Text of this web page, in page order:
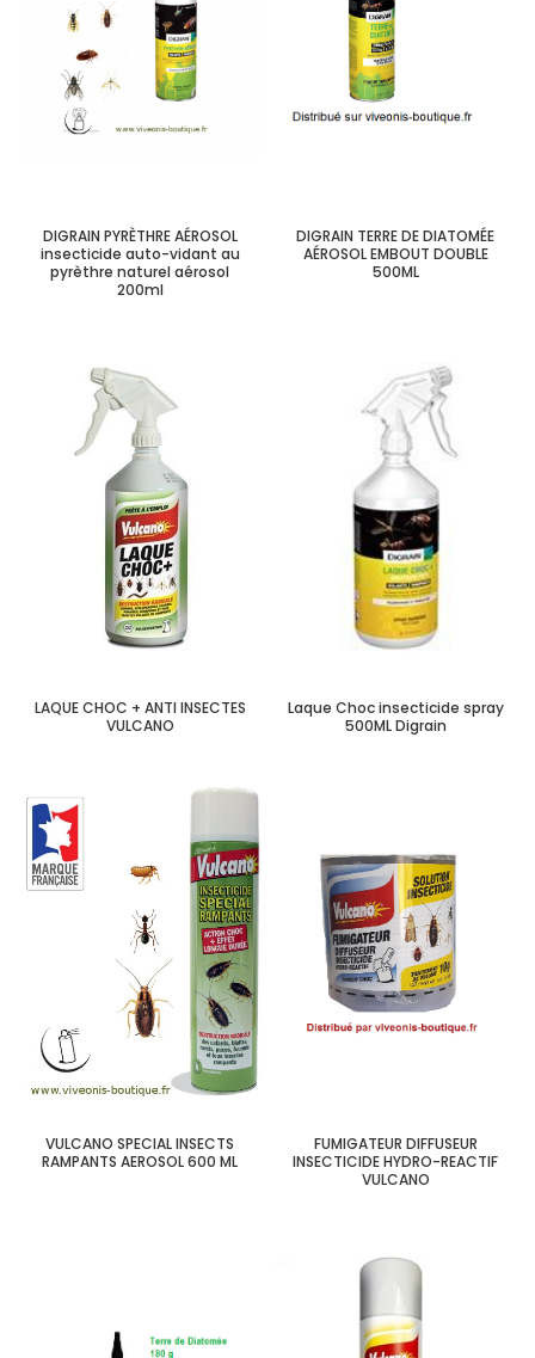
DIGRAIN PYRÈTHRE AÉROSOL
insecticide auto-vidant au
pyrèthre naturel aérosol
200ml
DIGRAIN TERRE DE DIATOMÉE
AÉROSOL EMBOUT DOUBLE
500ML
LAQUE CHOC + ANTI INSECTES
VULCANO
Laque Choc insecticide spray
500ML Digrain
VULCANO SPECIAL INSECTS
RAMPANTS AEROSOL 600 ML
FUMIGATEUR DIFFUSEUR
INSECTICIDE HYDRO-REACTIF
VULCANO